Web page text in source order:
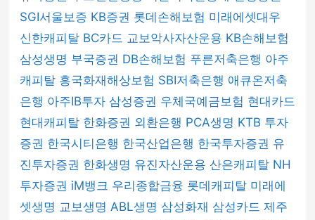
SGI서울보증 KB증권 롯데손해보험 미래에셋대우
신한캐피탈 BC카드 교보악사자산운용 KB손해보험
삼성생명 부국증권 DB손해보험 푸른저축은행 아주
캐피탈 흥국화재해상보험 SBI저축은행 애큐온저축
은행 아주IB투자 삼성증권 우체국예금보험 현대카드
현대캐피탈 한화증권 외환은행 PCA생명 KTB 투자
증권 한국시티은행 한국산업은행 한국투자증권 유
진투자증권 한화생명 유진자산운용 산은캐피탈 NH
투자증권 iM뱅크 우리종합금융 롯데캐피탈 미래에
셋생명 교보생명 ABL생명 삼성화재 삼성카드 제주